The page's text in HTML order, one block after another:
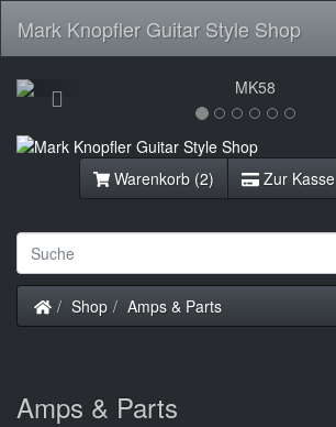
Mark Knopfler Guitar Style Shop
Previous
Warenkorb (2) Zur Kasse
Startseite
Shop Amps & Parts
Amps & Parts